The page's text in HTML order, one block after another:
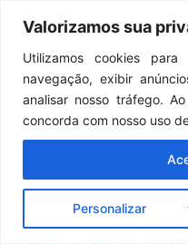
Valorizamos sua
Utilizamos cookies
navegação, exibir
analisar nosso tráfego.
concorda com nosso uso
Personalizar
Menu